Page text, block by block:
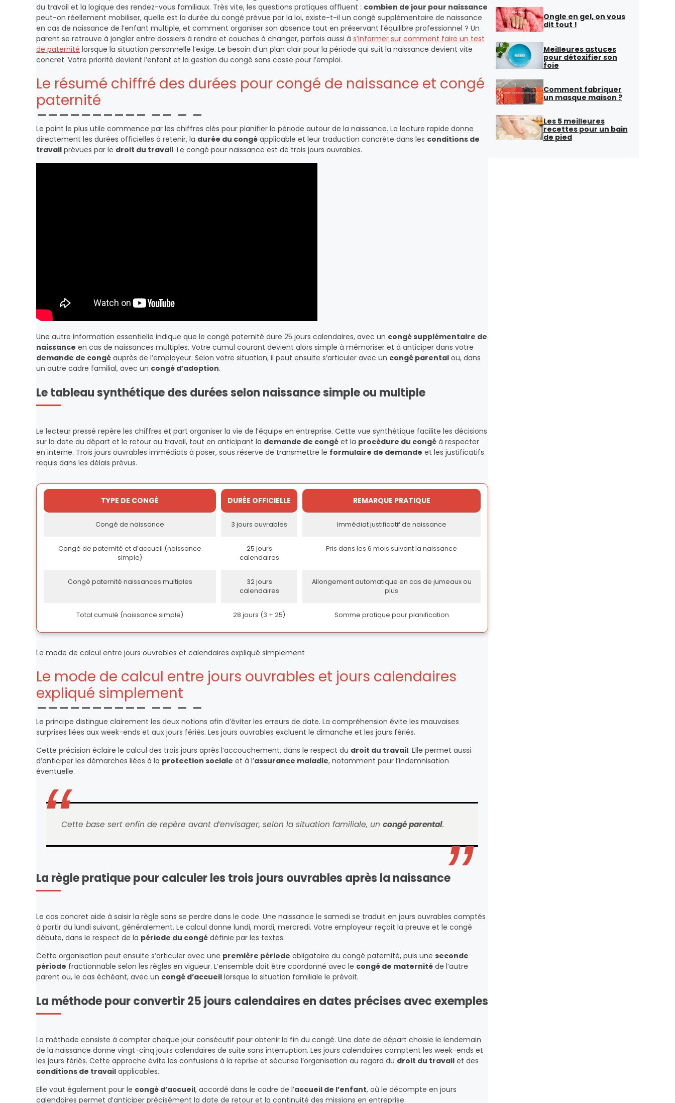
du travail et la logique des rendez-vous familiaux. Très vite, les questions pratiques affluent : combien de jour pour naissance
peut-on réellement mobiliser, quelle est la durée du congé prévue par la loi, existe-t-il un congé supplémentaire de naissance
en cas de naissance de l’enfant multiple, et comment organiser son absence tout en préservant l’équilibre professionnel ? Un
parent se retrouve à jongler entre dossiers à rendre et couches à changer, parfois aussi à s’informer sur comment faire un test
de paternité lorsque la situation personnelle l’exige. Le besoin d’un plan clair pour la période qui suit la naissance devient vite
concret. Votre priorité devient l’enfant et la gestion du congé sans casse pour l’emploi.
Le résumé chiffré des durées pour congé de naissance et congé
paternité
Le point le plus utile commence par les chiffres clés pour planifier la période autour de la naissance. La lecture rapide donne
directement les durées officielles à retenir, la durée du congé applicable et leur traduction concrète dans les conditions de
travail prévues par le droit du travail. Le congé pour naissance est de trois jours ouvrables.
Une autre information essentielle indique que le congé paternité dure 25 jours calendaires, avec un congé supplémentaire de
naissance en cas de naissances multiples. Votre cumul courant devient alors simple à mémoriser et à anticiper dans votre
demande de congé auprès de l’employeur. Selon votre situation, il peut ensuite s’articuler avec un congé parental ou, dans
un autre cadre familial, avec un congé d’adoption.
Le tableau synthétique des durées selon naissance simple ou multiple
Le lecteur pressé repère les chiffres et part organiser la vie de l’équipe en entreprise. Cette vue synthétique facilite les décisions
sur la date du départ et le retour au travail, tout en anticipant la demande de congé et la procédure du congé à respecter
en interne. Trois jours ouvrables immédiats à poser, sous réserve de transmettre le formulaire de demande et les justificatifs
requis dans les délais prévus.
TYPE DE CONGÉ DURÉE OFFICIELLE REMARQUE PRATIQUE
Congé de naissance 3 jours ouvrables Immédiat justificatif de naissance
Congé de paternité et d’accueil (naissance
simple)
25 jours
calendaires
Pris dans les 6 mois suivant la naissance
Congé paternité naissances multiples
32 jours
calendaires
Allongement automatique en cas de jumeaux ou
plus
Total cumulé (naissance simple) 28 jours (3 + 25) Somme pratique pour planification
Le mode de calcul entre jours ouvrables et calendaires expliqué simplement
Le mode de calcul entre jours ouvrables et jours calendaires
expliqué simplement
Le principe distingue clairement les deux notions afin d’éviter les erreurs de date. La compréhension évite les mauvaises
surprises liées aux week-ends et aux jours fériés. Les jours ouvrables excluent le dimanche et les jours fériés.
Cette précision éclaire le calcul des trois jours après l’accouchement, dans le respect du droit du travail. Elle permet aussi
d’anticiper les démarches liées à la protection sociale et à l’assurance maladie, notamment pour l’indemnisation
éventuelle.
Cette base sert enfin de repère avant d’envisager, selon la situation familiale, un congé parental.
La règle pratique pour calculer les trois jours ouvrables après la naissance
Le cas concret aide à saisir la règle sans se perdre dans le code. Une naissance le samedi se traduit en jours ouvrables comptés
à partir du lundi suivant, généralement. Le calcul donne lundi, mardi, mercredi. Votre employeur reçoit la preuve et le congé
débute, dans le respect de la période du congé définie par les textes.
Cette organisation peut ensuite s’articuler avec une première période obligatoire du congé paternité, puis une seconde
période fractionnable selon les règles en vigueur. L’ensemble doit être coordonné avec le congé de maternité de l’autre
parent ou, le cas échéant, avec un congé d’accueil lorsque la situation familiale le prévoit.
La méthode pour convertir 25 jours calendaires en dates précises avec exemples
La méthode consiste à compter chaque jour consécutif pour obtenir la fin du congé. Une date de départ choisie le lendemain
de la naissance donne vingt-cinq jours calendaires de suite sans interruption. Les jours calendaires comptent les week-ends et
les jours fériés. Cette approche évite les confusions à la reprise et sécurise l’organisation au regard du droit du travail et des
conditions de travail applicables.
Elle vaut également pour le congé d’accueil, accordé dans le cadre de l’accueil de l’enfant, où le décompte en jours
calendaires permet d’anticiper précisément la date de retour et la continuité des missions en entreprise.
Ongle en gel, on vous
dit tout !
Meilleures astuces
pour détoxifier son
foie
Comment fabriquer
un masque maison ?
Les 5 meilleures
recettes pour un bain
de pied